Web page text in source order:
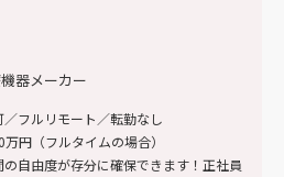
器メーカー
フルリモート／転勤なし
円（フルタイムの場合）
自由度が存分に確保できます！正社員